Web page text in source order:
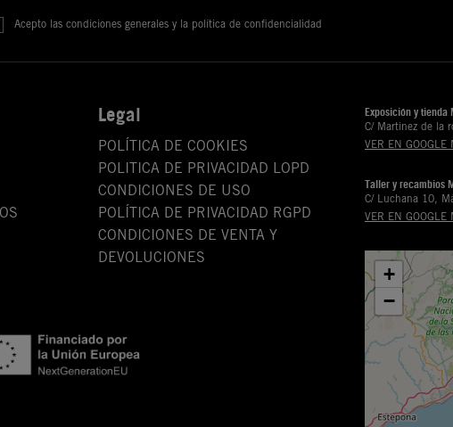
Acepto las condiciones generales y la política de confidencialidad
Legal
POLÍTICA DE COOKIES
POLITICA DE PRIVACIDAD LOPD
CONDICIONES DE USO
POLÍTICA DE PRIVACIDAD RGPD
CONDICIONES DE VENTA Y
DEVOLUCIONES
Exposición y tienda
C/ Martinez de la
VER EN GOOGLE
Taller y recambios
C/ Luchana 10,
VER EN GOOGLE
+
−